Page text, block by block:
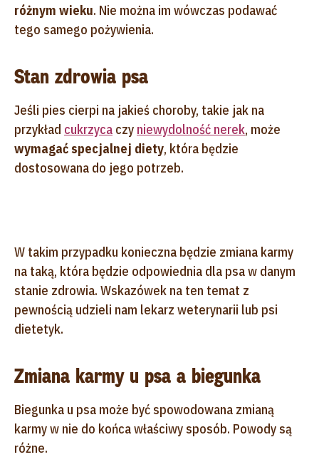
różnym wieku. Nie można im wówczas podawać
tego samego pożywienia.
Stan zdrowia psa
Jeśli pies cierpi na jakieś choroby, takie jak na
przykład cukrzyca czy niewydolność nerek, może
wymagać specjalnej diety, która będzie
dostosowana do jego potrzeb.
W takim przypadku konieczna będzie zmiana karmy
na taką, która będzie odpowiednia dla psa w danym
stanie zdrowia. Wskazówek na ten temat z
pewnością udzieli nam lekarz weterynarii lub psi
dietetyk.
Zmiana karmy u psa a biegunka
Biegunka u psa może być spowodowana zmianą
karmy w nie do końca właściwy sposób. Powody są
różne.